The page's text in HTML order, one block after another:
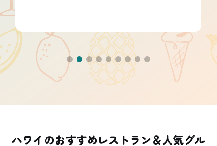
ハワイのおすすめレストラン＆人気グル